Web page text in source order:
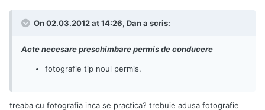
On 02.03.2012 at 14:26, Dan a scris:
Acte necesare preschimbare permis de conducere
fotografie tip noul permis.
treaba cu fotografia inca se practica? trebuie adusa fotografie